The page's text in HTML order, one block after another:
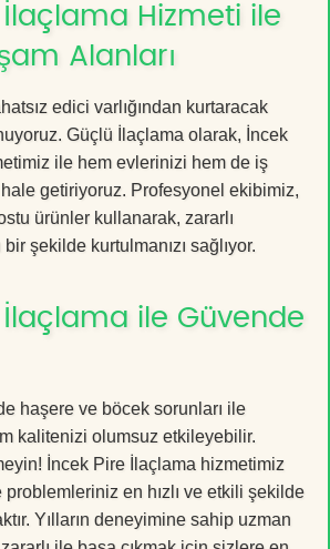
İlaçlama Hizmeti ile
Alanları
edici varlığından kurtaracak
Güçlü İlaçlama olarak, İncek
ile hem evlerinizi hem de iş
getiriyoruz. Profesyonel ekibimiz,
ürünler kullanarak, zararlı
bir şekilde kurtulmanızı sağlıyor.
İlaçlama ile Güvende
haşere ve böcek sorunları ile
kalitenizi olumsuz etkileyebilir.
İncek Pire İlaçlama hizmetimiz
en hızlı ve etkili şekilde
Yılların deneyimine sahip uzman